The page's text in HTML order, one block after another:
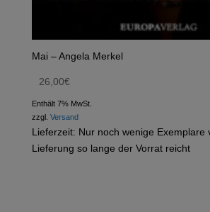
Mai – Angela Merkel
26,00€
Enthält 7% MwSt.
zzgl. Versand
Lieferzeit: Nur noch wenige Exemplare
Lieferung so lange der Vorrat reicht